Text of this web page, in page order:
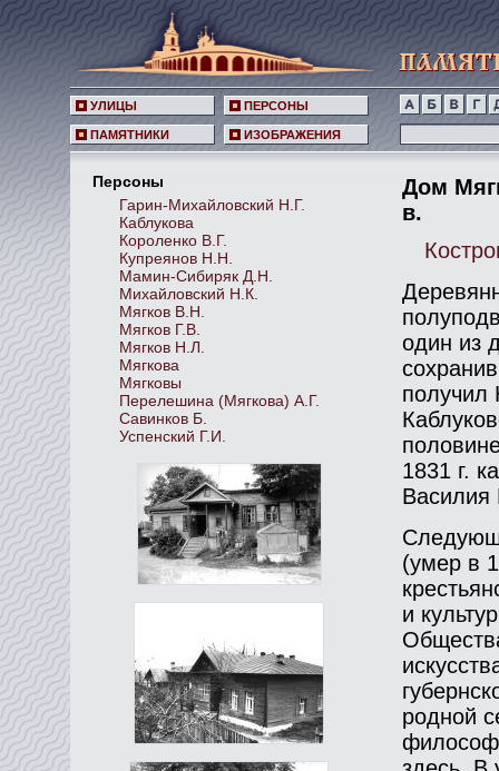
УЛИЦЫ ПЕРСОНЫ
ПАМЯТНИКИ ИЗОБРАЖЕНИЯ
Персоны
Гарин-Михайловский Н.Г.
Каблукова
Короленко В.Г.
Купреянов Н.Н.
Мамин-Сибиряк Д.Н.
Михайловский Н.К.
Мягков В.Н.
Мягков Г.В.
Мягков Н.Л.
Мягкова
Мягковы
Перелешина (Мягкова) А.Г.
Савинков Б.
Успенский Г.И.
Дом
в.
один из
получил
1831 г.
Василия
(умер в
и
родной